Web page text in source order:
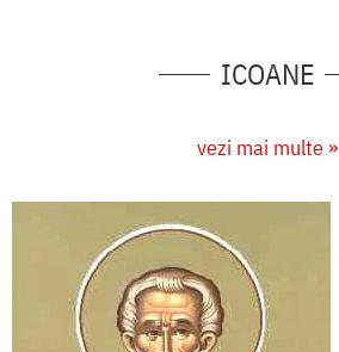
ICOANE
vezi mai multe »